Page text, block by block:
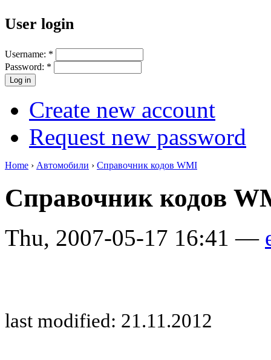
User login
Username: *
Password: *
Create new account
Request new password
Home › Автомобили › Справочник кодов WMI
Справочник кодов
Thu, 2007-05-17 16:41 —
last modified: 21.11.2012